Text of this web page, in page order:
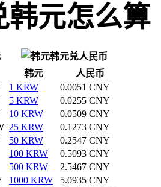
韩元怎么算
韩元兑人民币
韩元
人民币
1 KRW
0.0051 CNY
5 KRW
0.0255 CNY
10 KRW
0.0509 CNY
25 KRW
0.1273 CNY
50 KRW
0.2547 CNY
100 KRW
0.5093 CNY
500 KRW
2.5467 CNY
1000 KRW
5.0935 CNY